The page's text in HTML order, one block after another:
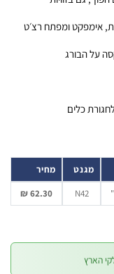
ומפתח רצ׳ט
מחיר
62.30 ₪